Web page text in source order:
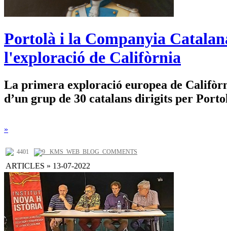
Portolà i la Companyia
l'exploració de Califòrnia
La primera exploració europea de
d’un grup de 30 catalans dirigits per
»
4401 9 _KMS_WEB_BLOG_COMMENTS
ARTICLES » 13-07-2022